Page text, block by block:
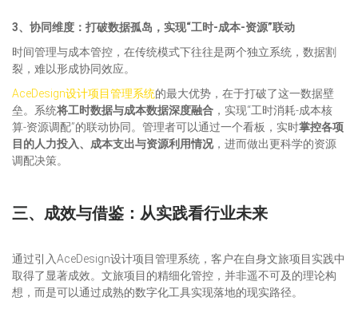
3、协同维度：打破数据孤岛，实现“工时-成本-资源”联动
时间管理与成本管控，在传统模式下往往是两个独立系统，数据割
裂，难以形成协同效应。
AceDesign设计项目管理系统的最大优势，在于打破了这一数据壁
垒。系统将工时数据与成本数据深度融合 ，实现“工时消耗-成本核
算-资源调配”的联动协同。管理者可以通过一个看板，实时掌控各项
目的人力投入、成本支出与资源利用情况，进而做出更科学的资源
调配决策。
三、成效与借鉴：从实践看行业未来
通过引入AceDesign设计项目管理系统，客户在自身文旅项目实践中
取得了显著成效。文旅项目的精细化管控，并非遥不可及的理论构
想，而是可以通过成熟的数字化工具实现落地的现实路径。